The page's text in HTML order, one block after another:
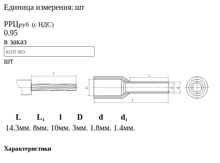
Единица измерения: шт
РРЦруб. (с НДС)
0.95
в заказ
шт
L L₁ l D d
d₁
14.3мм. 8мм. 10мм. 3мм. 1.8мм. 1.4мм.
Характеристики